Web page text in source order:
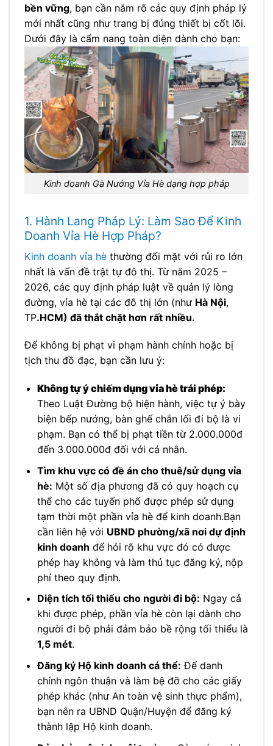
bền vững, bạn cần nắm rõ các quy định pháp lý
mới nhất cũng như trang bị đúng thiết bị cốt lõi.
Dưới đây là cẩm nang toàn diện dành cho bạn:
Kinh doanh Gà Nướng Vỉa Hè dạng hợp pháp
1. Hành Lang Pháp Lý: Làm Sao Để Kinh
Doanh Vỉa Hè Hợp Pháp?
Kinh doanh vỉa hè thường đối mặt với rủi ro lớn
nhất là vấn đề trật tự đô thị. Từ năm 2025 –
2026, các quy định pháp luật về quản lý lòng
đường, vỉa hè tại các đô thị lớn (như Hà Nội,
TP.HCM) đã thắt chặt hơn rất nhiều.
Để không bị phạt vi phạm hành chính hoặc bị
tịch thu đồ đạc, bạn cần lưu ý:
Không tự ý chiếm dụng vỉa hè trái phép:
Theo Luật Đường bộ hiện hành, việc tự ý bày
biện bếp nướng, bàn ghế chắn lối đi bộ là vi
phạm. Bạn có thể bị phạt tiền từ 2.000.000đ
đến 3.000.000đ đối với cá nhân.
Tìm khu vực có đề án cho thuê/sử dụng vỉa
hè: Một số địa phương đã có quy hoạch cụ
thể cho các tuyến phố được phép sử dụng
tạm thời một phần vỉa hè để kinh doanh.Bạn
cần liên hệ với UBND phường/xã nơi dự định
kinh doanh để hỏi rõ khu vực đó có được
phép hay không và làm thủ tục đăng ký, nộp
phí theo quy định.
Diện tích tối thiểu cho người đi bộ: Ngay cả
khi được phép, phần vỉa hè còn lại dành cho
người đi bộ phải đảm bảo bề rộng tối thiểu là
1,5 mét.
Đăng ký Hộ kinh doanh cá thể: Để danh
chính ngôn thuận và làm bệ đỡ cho các giấy
phép khác (như An toàn vệ sinh thực phẩm),
bạn nên ra UBND Quận/Huyện để đăng ký
thành lập Hộ kinh doanh.